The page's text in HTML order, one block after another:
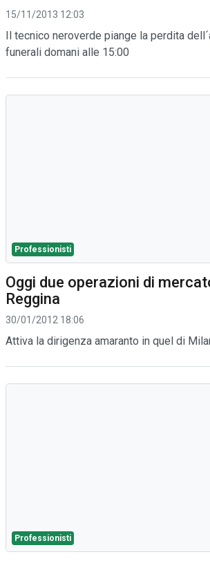
15/11/2013 12:03
Il tecnico neroverde piange la perdita
funerali domani alle 15:00
Professionisti
Oggi due operazioni di
Reggina
30/01/2012 18:06
Attiva la dirigenza amaranto in quel di
Professionisti